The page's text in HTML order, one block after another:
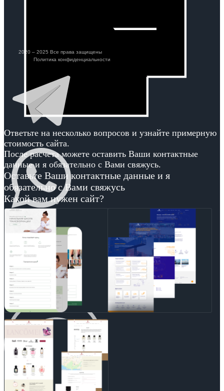
2020 – 2025 Все права защищены
Политика конфиденциальности
Ответьте на несколько вопросов и узнайте примерную
стоимость сайта.
После расчета можете оставить Ваши контактные
данные и я обязательно с Вами свяжусь.
Оставьте Ваши контактные данные и я
обязательно с Вами свяжусь
Какой вам нужен сайт?